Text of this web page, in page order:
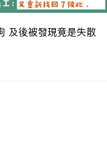
及後被發現竟是失散